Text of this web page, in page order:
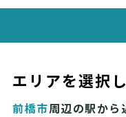
エリアを選択
前橋市周辺の駅から